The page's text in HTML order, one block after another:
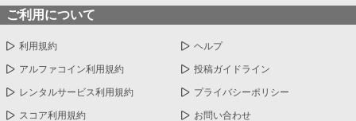
ご利用について
利用規約 ヘルプ
アルファコイン利用規約 投稿ガイドライン
レンタルサービス利用規約 プライバシーポリシー
スコア利用規約 お問い合わせ